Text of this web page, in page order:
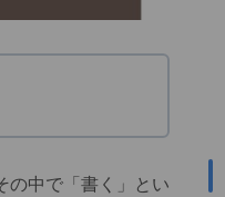
の中で「書く」とい